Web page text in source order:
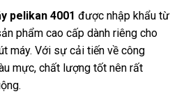
pelikan 4001 được nhập khẩu từ
phẩm cao cấp dành riêng cho
máy. Với sự cải tiến về công
mực, chất lượng tốt nên rất